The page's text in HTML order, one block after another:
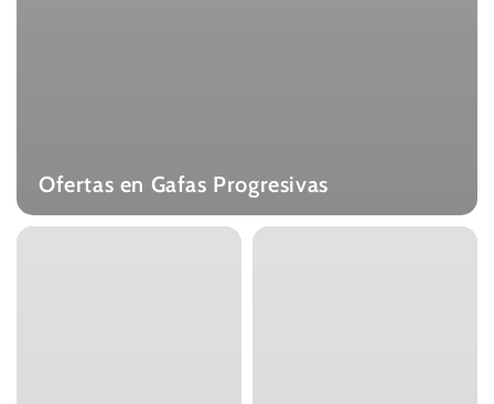
Ofertas en Gafas Progresivas